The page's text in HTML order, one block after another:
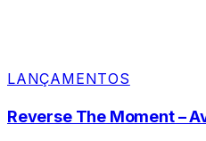
LANÇAMENTOS
Reverse The Moment –